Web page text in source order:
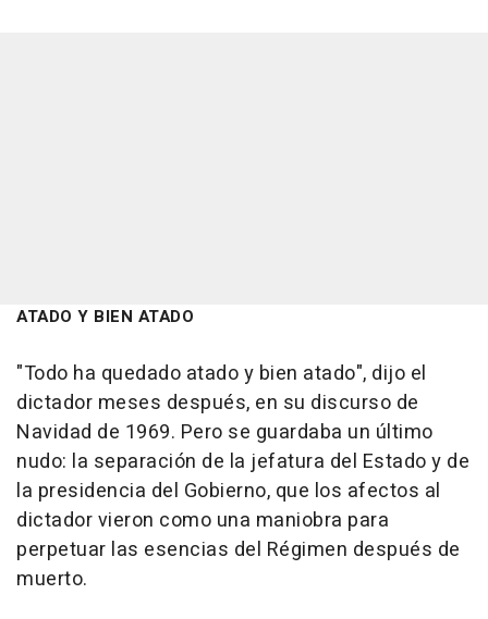
ATADO Y BIEN ATADO
"Todo ha quedado atado y bien atado", dijo el
dictador meses después, en su discurso de
Navidad de 1969. Pero se guardaba un último
nudo: la separación de la jefatura del Estado y de
la presidencia del Gobierno, que los afectos al
dictador vieron como una maniobra para
perpetuar las esencias del Régimen después de
muerto.